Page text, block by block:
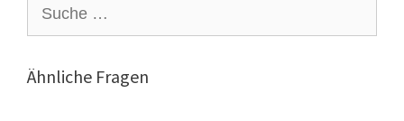
nach:
Ähnliche Fragen